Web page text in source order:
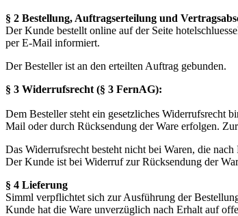
§ 2 Bestellung, Auftragserteilung und
Der Kunde bestellt online auf der Seite
per E-Mail informiert.
Der Besteller ist an den erteilten Auftrag gebunden.
§ 3 Widerrufsrecht (§ 3 FernAG):
Dem Besteller steht ein gesetzliches Widerrufsrecht
Mail oder durch Rücksendung der Ware erfolgen.
Das Widerrufsrecht besteht nicht bei Waren, die
Der Kunde ist bei Widerruf zur Rücksendung der
§ 4 Lieferung
Simml verpflichtet sich zur Ausführung der
Kunde hat die Ware unverzüglich nach Erhalt auf